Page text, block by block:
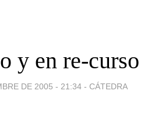
y en re-curso
DE 2005 - 21:34 - CÁTEDRA